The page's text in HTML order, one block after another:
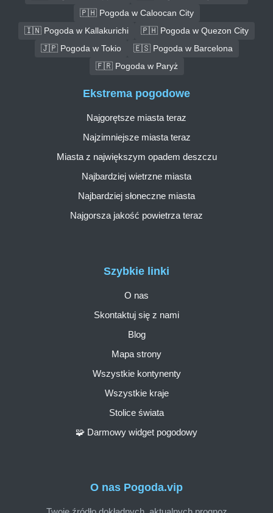
🇵🇭 Pogoda w Caloocan City
🇮🇳 Pogoda w Kallakurichi
🇵🇭 Pogoda w Quezon City
🇯🇵 Pogoda w Tokio
🇪🇸 Pogoda w Barcelona
🇫🇷 Pogoda w Paryż
O nas Pogoda.vip
Szybkie linki
O nas
Skontaktuj się z nami
Blog
Mapa strony
Wszystkie kontynenty
Wszystkie kraje
Stolice świata
🧩 Darmowy widget pogodowy
Ekstrema pogodowe
Najgorętsze miasta teraz
Najzimniejsze miasta teraz
Miasta z największym opadem deszczu
Najbardziej wietrzne miasta
Najbardziej słoneczne miasta
Najgorsza jakość powietrza teraz